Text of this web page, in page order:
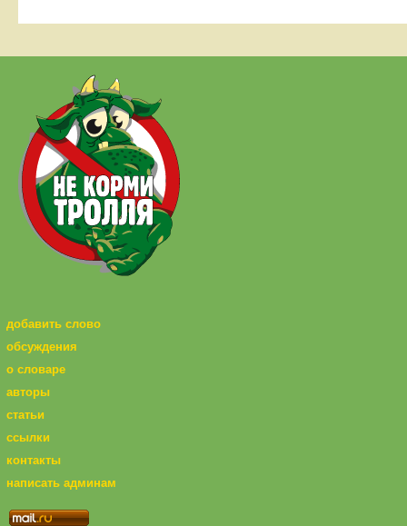
добавить слово
обсуждения
о словаре
авторы
статьи
ссылки
контакты
написать админам